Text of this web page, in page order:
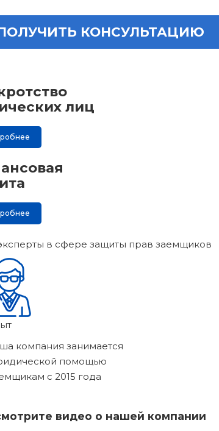
КОНСУЛЬТАЦИЮ
лиц
в сфере защиты прав заемщиков
компания занимается
помощью
с 2015 года
видео о нашей компании